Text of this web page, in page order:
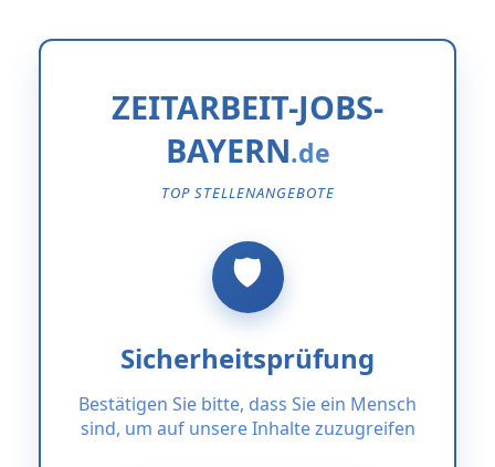
ZEITARBEIT-JOBS-
BAYERN
TOP STELLENANGEBOTE
Sicherheitsprüfung
Bestätigen Sie bitte, dass Sie ein Mensch
sind, um auf unsere Inhalte zuzugreifen